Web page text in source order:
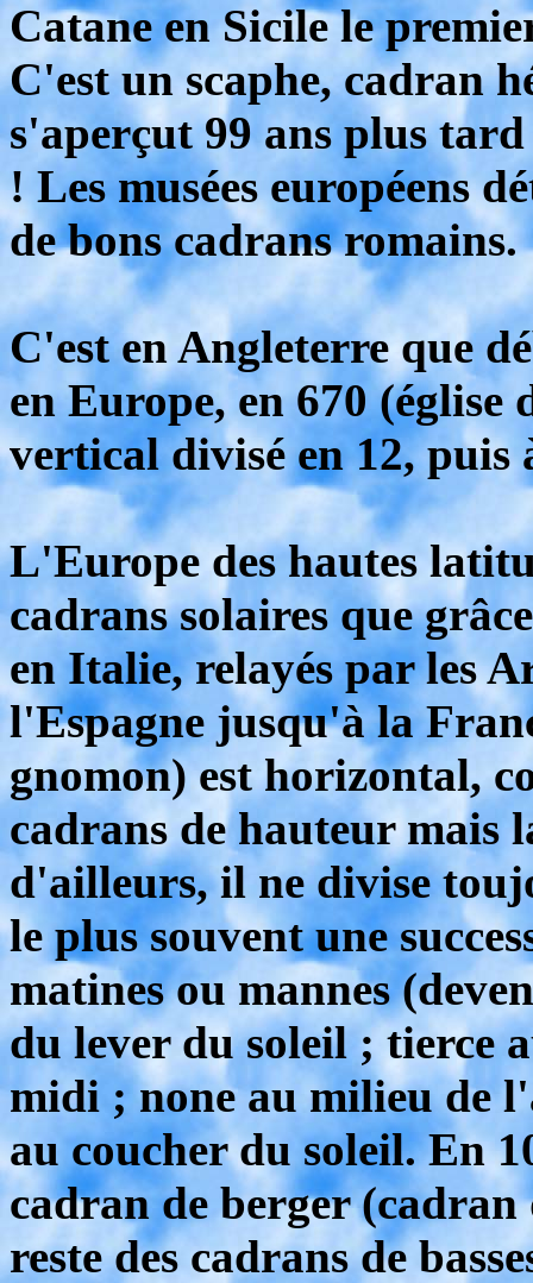
Catane en Sicile le
C'est un scaphe, cadran
s'aperçut 99 ans plus
! Les musées européens
de bons cadrans romains.
C'est en Angleterre que
en Europe, en 670 (église
vertical divisé en 12, puis
L'Europe des hautes
cadrans solaires que
en Italie, relayés par les
l'Espagne jusqu'à la
gnomon) est horizontal,
cadrans de hauteur mais
d'ailleurs, il ne divise
le plus souvent une
matines ou mannes
du lever du soleil ; tierce
midi ; none au milieu de
au coucher du soleil. En
cadran de berger
reste des cadrans de